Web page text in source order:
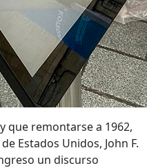
que remontarse a 1962,
Estados Unidos, John F.
un discurso